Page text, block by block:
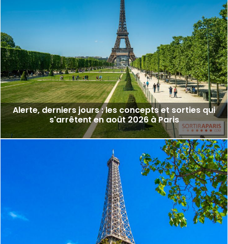
Alerte, derniers jours : les concepts et sorties qui
s'arrêtent en août 2026 à Paris